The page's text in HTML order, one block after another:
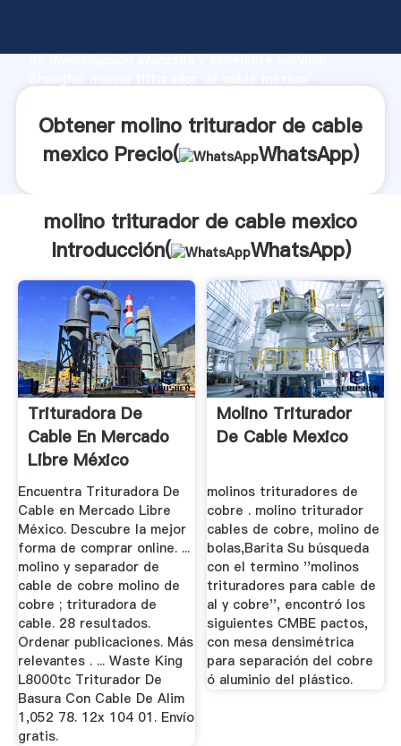
de investigación avanzada y excelente servicio,
clientes.
Obtener molino triturador de cable
mexico Precio(
WhatsApp)
molino triturador de cable mexico
Introducción(
WhatsApp)
Trituradora De
Cable En Mercado
Libre México
Encuentra Trituradora De
Cable en Mercado Libre
México. Descubre la mejor
forma de comprar online. ...
molino y separador de
cable de cobre molino de
cobre ; trituradora de
cable. 28 resultados.
Ordenar publicaciones. Más
relevantes . ... Waste King
L8000tc Triturador De
Basura Con Cable De Alim
1,052 78. 12x 104 01. Envío
gratis.
Molino Triturador
De Cable Mexico
molinos trituradores de
cobre . molino triturador
cables de cobre, molino de
bolas,Barita Su búsqueda
con el termino ''molinos
trituradores para cable de
al y cobre'', encontró los
siguientes CMBE pactos,
con mesa densimétrica
para separación del cobre
ó aluminio del plástico.